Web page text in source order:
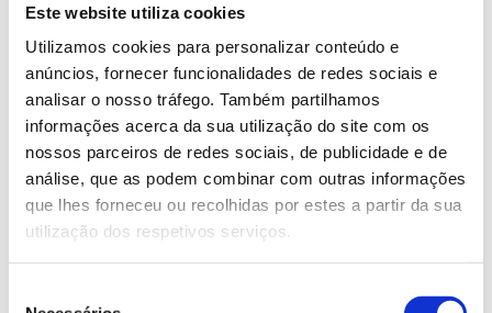
Este website utiliza cookies
Utilizamos cookies para personalizar conteúdo e
anúncios, fornecer funcionalidades de redes sociais e
analisar o nosso tráfego. Também partilhamos
informações acerca da sua utilização do site com os
nossos parceiros de redes sociais, de publicidade e de
análise, que as podem combinar com outras informações
que lhes forneceu ou recolhidas por estes a partir da sua
utilização dos respetivos serviços.
Capacities and Solutions for Implementing
In-Mold Electronics Technology for Smart
By Catarina Faria and Sílvia Cruz, from PIEP,